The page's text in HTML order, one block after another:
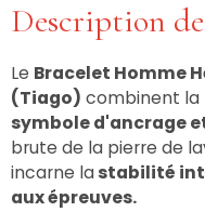
Description
Le Bracelet Homme
(Tiago) combinent la
symbole d'ancrage
brute de la pierre de
incarne lastabilité
aux épreuves.